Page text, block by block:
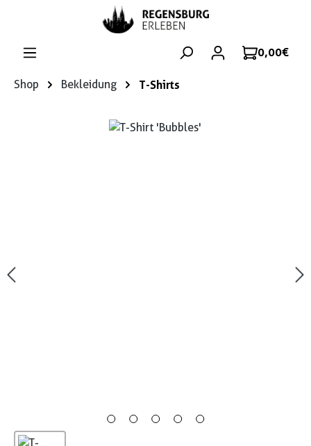
Zum Hauptinhalt springen
0,00 €
Shop Bekleidung T-Shirts
Bildergalerie überspringen